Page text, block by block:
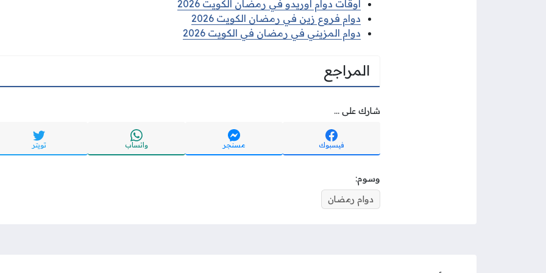
اوقات دوام اوريدو في رمضان الكويت 2026
دوام فروع زين في رمضان الكويت 2026
دوام المزيني في رمضان في الكويت 2026
المراجع
شارك على ...
فيسبوك مسنجر واتساب تويتر
وسوم:
دوام رمضان